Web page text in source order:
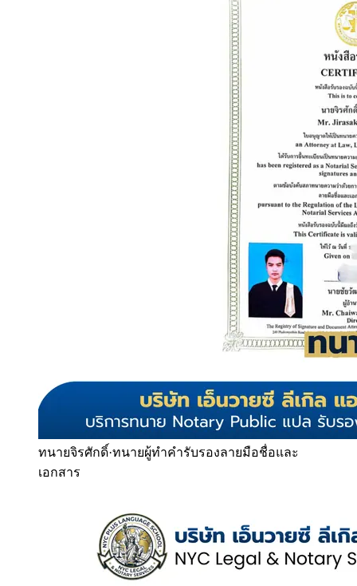
ทนายจิรศักดิ์·ทนายผู้ทำคำรับรองลายมือชื่อและ
เอกสาร